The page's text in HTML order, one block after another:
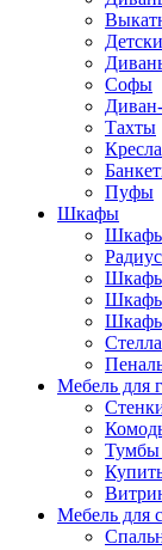
Софы
Тахты
Кресла
Пуфы
Шкафы
Мебель для
Тумбы
Мебель для